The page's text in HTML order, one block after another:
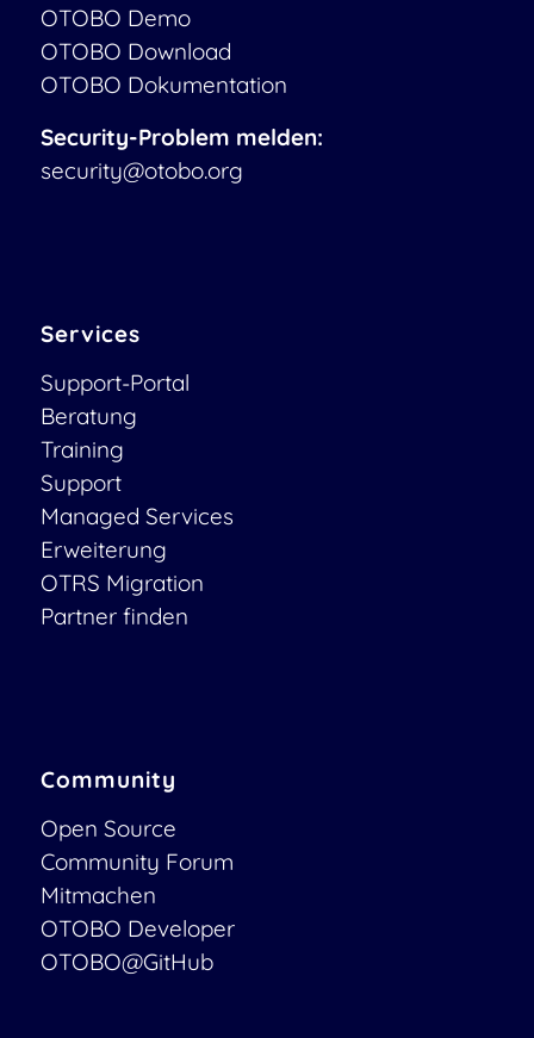
OTOBO Demo
OTOBO Download
OTOBO Dokumentation
Security-Problem melden:
security@otobo.org
Services
Support-Portal
Beratung
Training
Support
Managed Services
Erweiterung
OTRS Migration
Partner finden
Community
Open Source
Community Forum
Mitmachen
OTOBO Developer
OTOBO@GitHub